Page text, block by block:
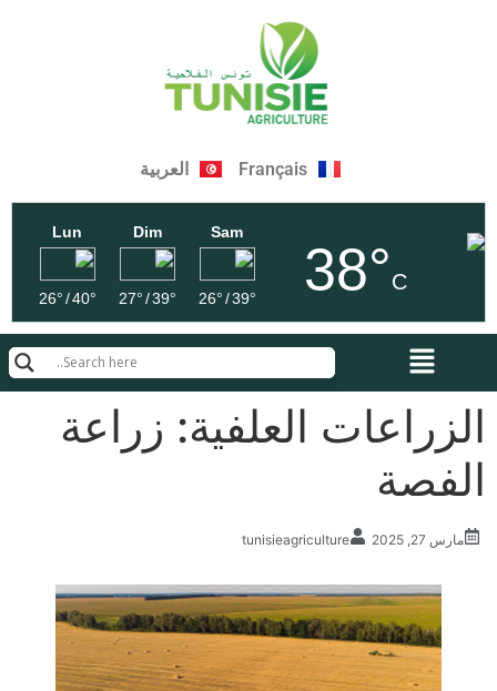
Français العربية
38°C
Sam
39°
/
26°
Dim
39°
/
27°
Lun
40°
/
26°
الزراعات العلفية: زراعة
الفصة
مارس 27, 2025 tunisieagriculture